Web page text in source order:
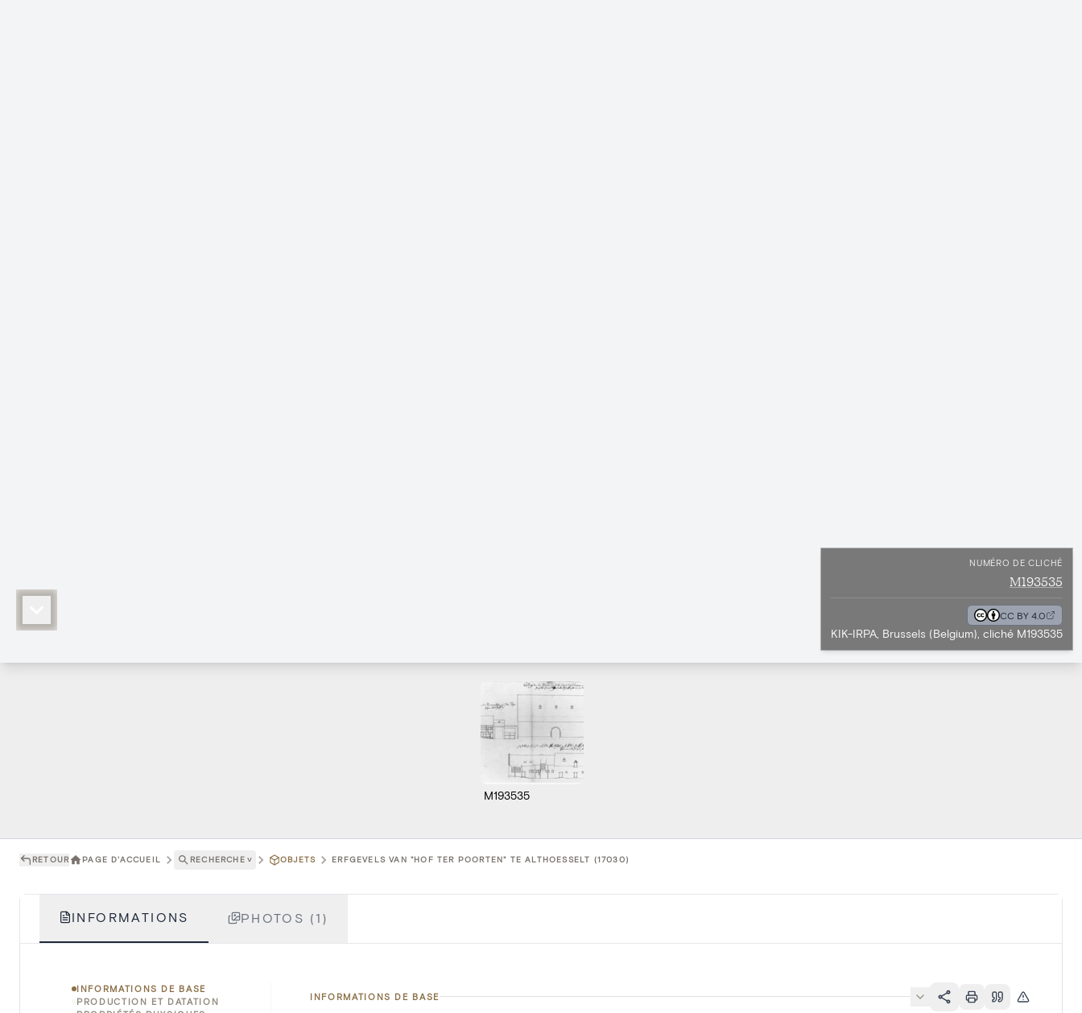
NUMÉRO DE CLICHÉ
M193535
CC BY 4.0
KIK-IRPA, Brussels (Belgium), cliché M193535
M193535
RETOUR PAGE D'ACCUEIL RECHERCHE ˅ OBJETS ERFGEVELS VAN "HOF TER POORTEN" TE ALTHOESSELT (17030)
INFORMATIONS PHOTOS (1)
INFORMATIONS DE BASE
PRODUCTION ET DATATION
INFORMATIONS DE BASE